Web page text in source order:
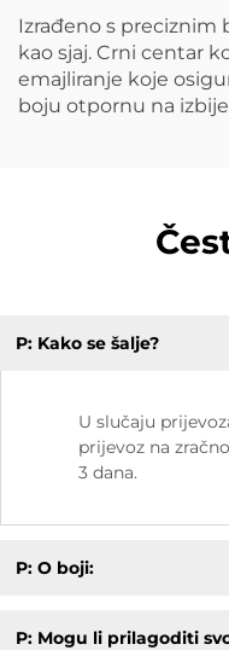
Izrađeno s preciznim
kao sjaj. Crni centar
emajliranje koje
boju otpornu na
P: Kako se šalje?
U slučaju
prijevoz na
3 dana.
P: O boji:
P: Mogu li prilagoditi